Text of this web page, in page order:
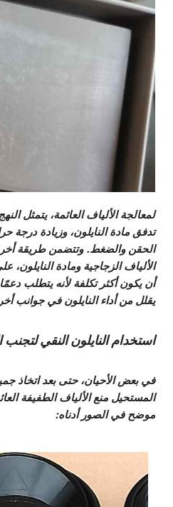
لمعالجة الألياف العائمة، يتمثل
تدفق مادة النايلون، وزيادة درجة
الحقن والضغط. وتتضمن طريقة
الألياف الزجاجية ومادة
أن يكون أكثر تكلفة لأنه يتطلب
يقلل من أداء النايلون في جوانب
استخدام النايلون النقي لتجنب
في بعض الأحيان، حتى بعد اتخاذ
المستحيل منع الألياف الطفيفة
موضح في الصور أدناه: